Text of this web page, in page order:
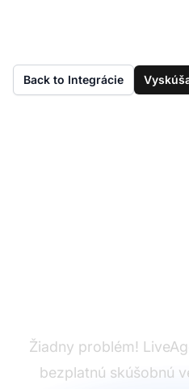
Back to Integrácie
Žiadny problém!
bezplatnú skúšobnú